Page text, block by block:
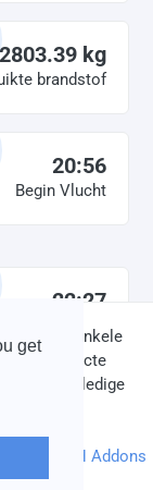
get
2803.39 kg
brandstof
20:56
Begin Vlucht
22:27
Einde vlucht
op geen enkele
of indirecte
of onvolledige
DH Addons